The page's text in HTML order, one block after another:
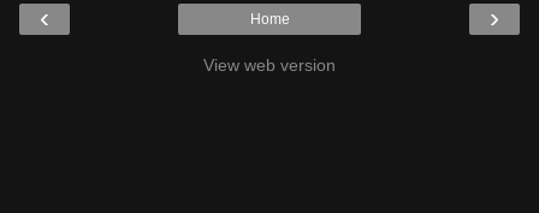
‹ ›
Home
View web version